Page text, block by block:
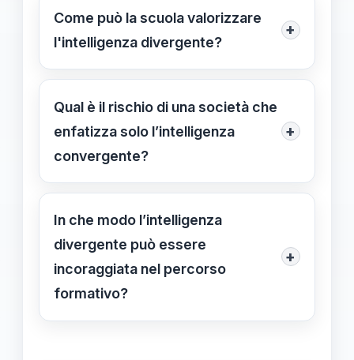
innovazioni, contribuendo allo
sviluppo civico e umano, e dovrebbe
preziosa nel sistema educativo.
Come può la scuola valorizzare
l'intelligenza divergente?
+
Adattando metodologie di
insegnamento, creando ambienti
inclusivi e stimolando le diverse
forme di intelligenza per favorire lo
Qual è il rischio di una società che
enfatizza solo l’intelligenza
convergente?
+
Può indebolire la capacità critica e
democratica, riducendo la diversità di
pensiero necessaria per affrontare
sfide complesse.
In che modo l’intelligenza
divergente può essere
incoraggiata nel percorso
formativo?
+
Implementando metodi educativi che